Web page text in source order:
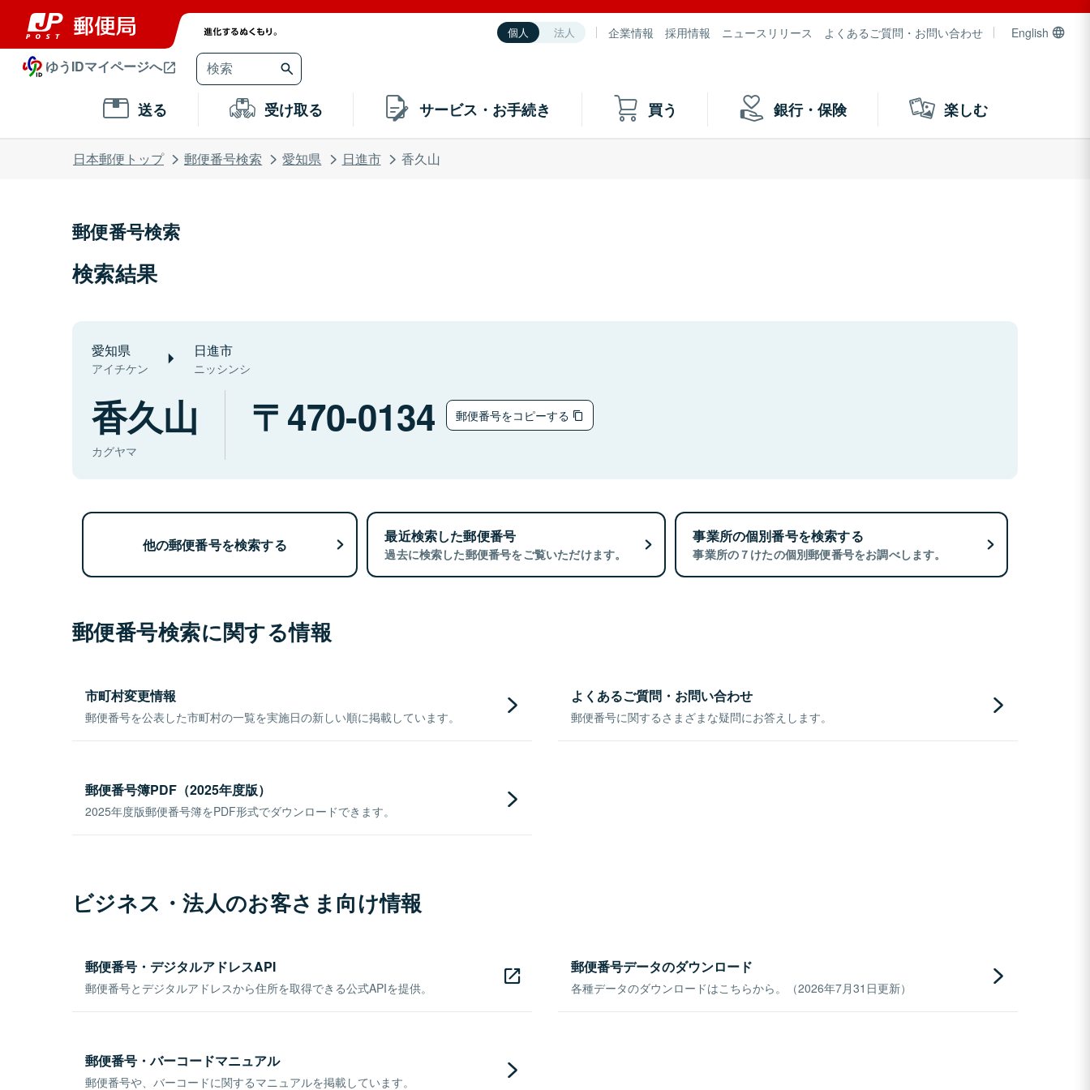
個人 法人 企業情報 採用情報 ニュースリリース よくあるご質問・お問い合わせ English
ゆうIDマイページへ
送る 受け取る サービス・お手続き 買う 銀行・保険 楽しむ
日本郵便トップ 郵便番号検索 愛知県 日進市 香久山
郵便番号検索
検索結果
愛知県
アイチケン
日進市
ニッシンシ
香久山
カグヤマ
470-0134 郵便番号をコピーする
他の郵便番号を検索する 最近検索した郵便番号
過去に検索した郵便番号をご覧いただけます。
事業所の個別番号を検索する
事業所の７けたの個別郵便番号をお調べします。
郵便番号検索に関する情報
市町村変更情報
郵便番号を公表した市町村の一覧を実施日の新しい順に掲載しています。
よくあるご質問・お問い合わせ
郵便番号に関するさまざまな疑問にお答えします。
郵便番号簿PDF（2025年度版）
2025年度版郵便番号簿をPDF形式でダウンロードできます。
ビジネス・法人のお客さま向け情報
郵便番号・デジタルアドレスAPI
郵便番号とデジタルアドレスから住所を取得できる公式APIを提供。
郵便番号データのダウンロード
各種データのダウンロードはこちらから。（2026年7月31日更新）
郵便番号・バーコードマニュアル
郵便番号や、バーコードに関するマニュアルを掲載しています。